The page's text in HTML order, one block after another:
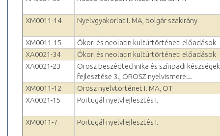
XM0011-14 Nyelvgyakorlat I. MA, bolgár szakirány
XM0011-15
Ókori és neolatin kultúrtörténeti előadások
XA0021-34
Ókori és neolatin kultúrtörténeti előadások
XA0021-23
Orosz beszédtechnika és színpadi készségek
fejlesztése 3., OROSZ nyelvismere...
XM0011-12
Orosz nyelvtörténet I. MA, OT
XA0021-15
Portugál nyelvfejlesztés I.
XM0011-7 Portugál nyelvfejlesztés I.